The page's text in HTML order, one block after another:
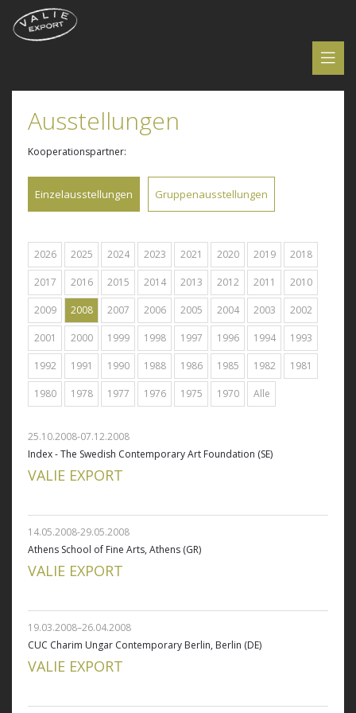
Ausstellungen
Kooperationspartner:
Einzelausstellungen Gruppenausstellungen
2026 2025 2024 2023 2021 2020 2019 2018
2017 2016 2015 2014 2013 2012 2011 2010
2009 2008 2007 2006 2005 2004 2003 2002
2001 2000 1999 1998 1997 1996 1994 1993
1992 1991 1990 1988 1986 1985 1982 1981
1980 1978 1977 1976 1975 1970 Alle
25.10.2008-07.12.2008
Index - The Swedish Contemporary Art Foundation (SE)
VALIE EXPORT
14.05.2008-29.05.2008
Athens School of Fine Arts, Athens (GR)
VALIE EXPORT
19.03.2008–26.04.2008
CUC Charim Ungar Contemporary Berlin, Berlin (DE)
VALIE EXPORT